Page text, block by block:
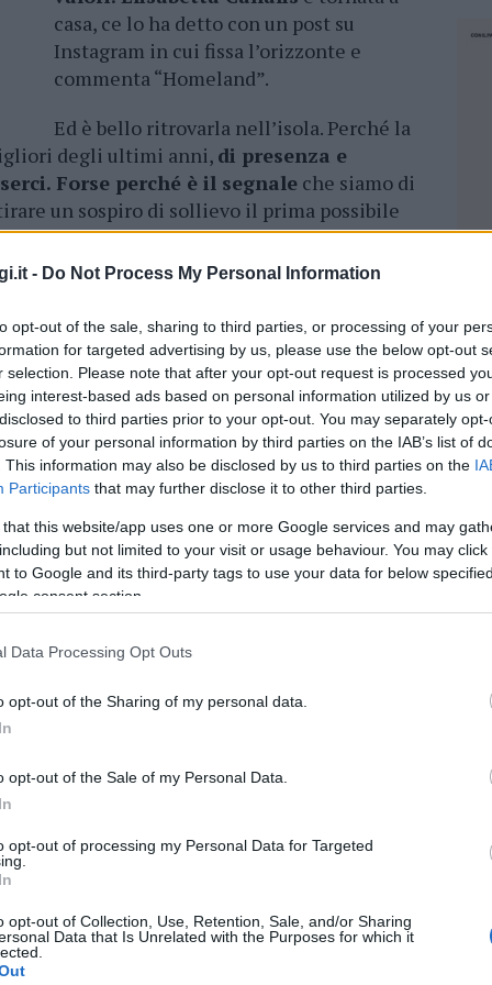
- Do Not Process My Personal Information
opt-out of the sale, sharing to third parties, or processing of your
for targeted advertising by us, please use the below opt-out
selection. Please note that after your opt-out request is processed
interest-based ads based on personal information utilized by us
to third parties prior to your opt-out. You may separately
of your personal information by third parties on the IAB’s list of
This information may also be disclosed by us to third parties on the
Participants that may further disclose it to other third parties.
that this website/app uses one or more Google services and may
but not limited to your visit or usage behaviour. You may
to Google and its third-party tags to use your data for below
consent section.
Data Processing Opt Outs
opt-out of the Sharing of my personal data.
opt-out of the Sale of my Personal Data.
opt-out of processing my Personal Data for Targeted
opt-out of Collection, Use, Retention, Sale, and/or Sharing
Data that Is Unrelated with the Purposes for which it
casa, ce lo ha detto con un post su
Instagram in cui fissa l’orizzonte e
commenta “Homeland”.
Ed è bello ritrovarla nell’isola. Perché la
degli ultimi anni, di presenza e
Forse perché è il segnale che siamo di
un sospiro di sollievo il prima possibile
della nostra attitudine, delle nostre
di essere bella in tutto il mondo,
si ricorda la strada di casa. La Sardegna che è
e porto sicuro.
volendo essere ottimisti e volendolo
fotografia, a uso di tutti i ragazzi che
vivere le nuove tecnologie, farcela,
a migliaia di km da qui: possiamo farlo senza
origini, l’amore per la nostra isola.
perdere la strada di casa. Come la Canalis.
nella sezioneLogindal menù del sito o